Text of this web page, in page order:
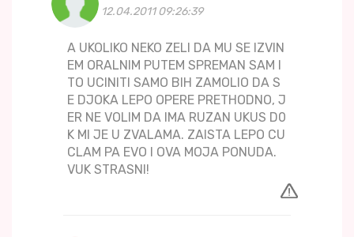
12.04.2011 09:26:39
A UKOLIKO NEKO ZELI DA MU SE IZVIN
EM ORALNIM PUTEM SPREMAN SAM I
TO UCINITI SAMO BIH ZAMOLIO DA S
E DJOKA LEPO OPERE PRETHODNO, J
ER NE VOLIM DA IMA RUZAN UKUS D0
K MI JE U ZVALAMA. ZAISTA LEPO CU
CLAM PA EVO I OVA MOJA PONUDA.
VUK STRASNI!